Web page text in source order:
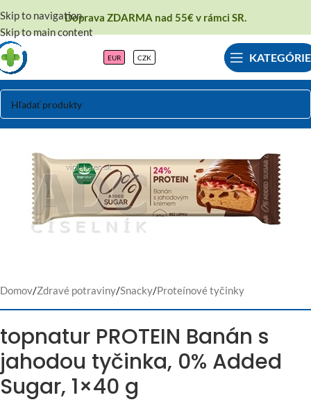
Skip to navigation
Skip to main content
Doprava ZDARMA nad 55€ v rámci SR.
EUR CZK KATEGÓRIE
Domov/Zdravé potraviny/Snacky/Proteínové tyčinky
topnatur PROTEIN Banán s
jahodou tyčinka, 0% Added
Sugar, 1×40 g